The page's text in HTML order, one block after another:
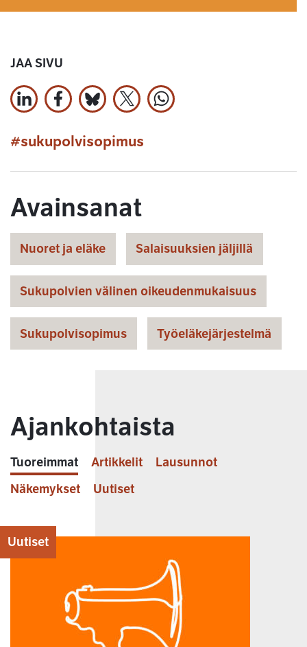
JAA SIVU
Jaa LinkedInissä
Jaa Facebookissa
Jaa Bluesky:ssa
Jaa X:ssäJaa WhatsApissa
#sukupolvisopimus
Avainsanat
Nuoret ja eläke Salaisuuksien jäljillä
Sukupolvien välinen oikeudenmukaisuus
Sukupolvisopimus Työeläkejärjestelmä
Ajankohtaista
Tuoreimmat Artikkelit
Lausunnot
Näkemykset
Uutiset
Uutiset